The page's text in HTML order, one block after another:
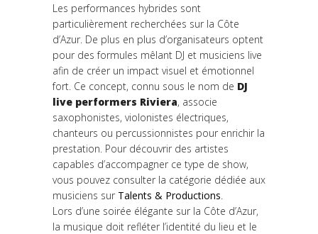
Les performances hybrides sont
particulièrement recherchées sur la Côte
d’Azur. De plus en plus d’organisateurs optent
pour des formules mêlant DJ et musiciens live
afin de créer un impact visuel et émotionnel
fort. Ce concept, connu sous le nom de DJ
live performers Riviera, associe
saxophonistes, violonistes électriques,
chanteurs ou percussionnistes pour enrichir la
prestation. Pour découvrir des artistes
capables d’accompagner ce type de show,
vous pouvez consulter la catégorie dédiée aux
musiciens sur Talents & Productions.
Lors d’une soirée élégante sur la Côte d’Azur,
la musique doit refléter l’identité du lieu et le